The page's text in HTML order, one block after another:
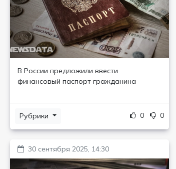
В России предложили ввести
финансовый паспорт гражданина
Рубрики 0 0
30 сентября 2025, 14:30